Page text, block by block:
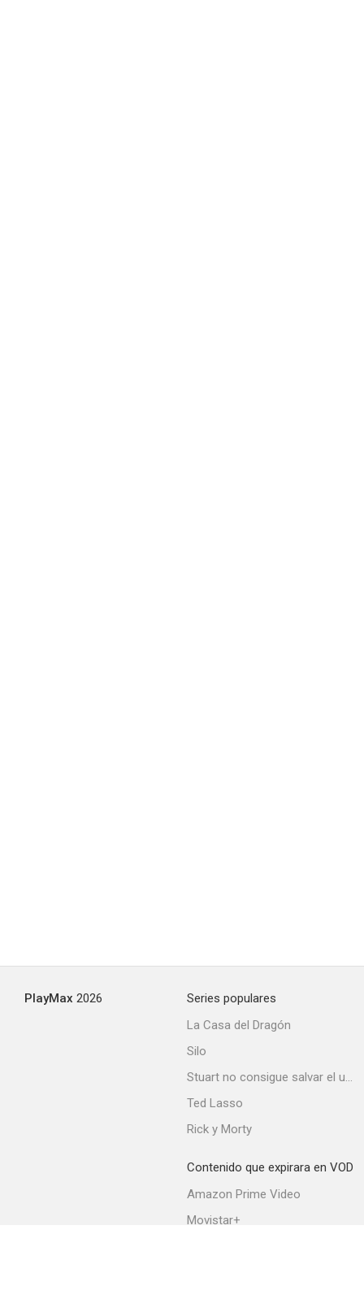
PlayMax 2026
Series populares
La Casa del Dragón
Silo
Stuart no consigue salvar el universo
Ted Lasso
Rick y Morty
Contenido que expirara en VOD
Amazon Prime Video
Movistar+